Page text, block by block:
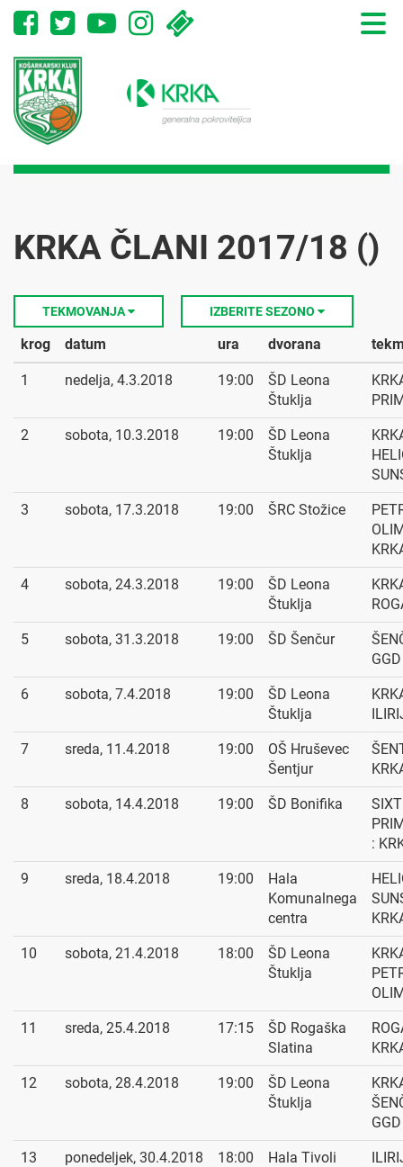
Toggle
KRKA ČLANI 2017/18 ()
TEKMOVANJA IZBERITE SEZONO
krog datum ura dvorana
1 nedelja, 4.3.2018 19:00
ŠD Leona
Štuklja
2 sobota, 10.3.2018 19:00
ŠD Leona
Štuklja
3 sobota, 17.3.2018 19:00 ŠRC Stožice
4 sobota, 24.3.2018 19:00
ŠD Leona
Štuklja
5 sobota, 31.3.2018 19:00 ŠD Šenčur
6 sobota, 7.4.2018 19:00
ŠD Leona
Štuklja
7 sreda, 11.4.2018 19:00
OŠ Hruševec
Šentjur
8 sobota, 14.4.2018 19:00 ŠD Bonifika
SIXT
:
9 sreda, 18.4.2018 19:00
Hala
Komunalnega
centra
10 sobota, 21.4.2018 18:00
ŠD Leona
Štuklja
11 sreda, 25.4.2018 17:15
ŠD Rogaška
Slatina
12 sobota, 28.4.2018 19:00
ŠD Leona
Štuklja
GGD
13 ponedeljek, 30.4.2018 18:00 Hala Tivoli